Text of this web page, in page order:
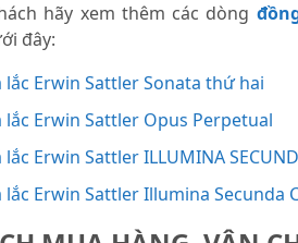
hãy xem thêm các dòng
đây:
Erwin Sattler Sonata thứ hai
Erwin Sattler Opus Perpetual
Erwin Sattler ILLUMINA
Erwin Sattler Illumina Secunda